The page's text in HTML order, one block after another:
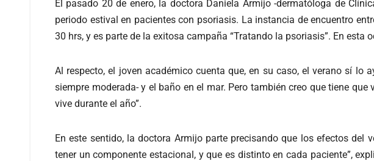
El pasado 20 de enero, la doctora Daniela Armijo -dermatóloga de
periodo estival en pacientes con psoriasis. La instancia de encuentro
30 hrs, y es parte de la exitosa campaña “Tratando la psoriasis”. En
Al respecto, el joven académico cuenta que, en su caso, el verano sí
siempre moderada- y el baño en el mar. Pero también creo que tiene
vive durante el año”.
En este sentido, la doctora Armijo parte precisando que los efectos
tener un componente estacional, y que es distinto en cada paciente”,